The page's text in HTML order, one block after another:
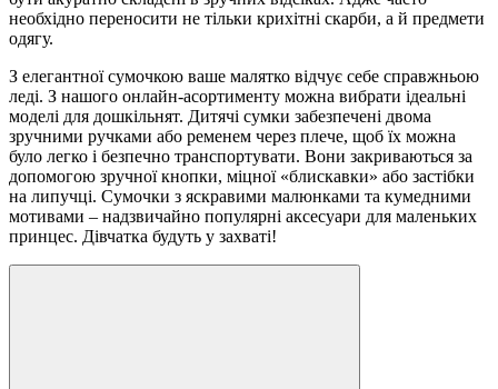
необхідно переносити не тільки крихітні скарби, а й предмети
одягу.
З елегантної сумочкою ваше малятко відчує себе справжньою
леді. З нашого онлайн-асортименту можна вибрати ідеальні
моделі для дошкільнят. Дитячі сумки забезпечені двома
зручними ручками або ременем через плече, щоб їх можна
було легко і безпечно транспортувати. Вони закриваються за
допомогою зручної кнопки, міцної «блискавки» або застібки
на липучці. Сумочки з яскравими малюнками та кумедними
мотивами – надзвичайно популярні аксесуари для маленьких
принцес. Дівчатка будуть у захваті!